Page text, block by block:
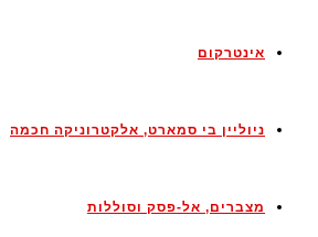
אינטרקום
ניוליין בי סמארט, אלקטרוניקה חכמה
מצברים, אל-פסק וסוללות